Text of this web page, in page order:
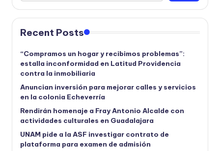
Recent Posts
“Compramos un hogar y recibimos problemas”:
estalla inconformidad en Latitud Providencia
contra la inmobiliaria
Anuncian inversión para mejorar calles y servicios
en la colonia Echeverría
Rendirán homenaje a Fray Antonio Alcalde con
actividades culturales en Guadalajara
UNAM pide a la ASF investigar contrato de
plataforma para examen de admisión